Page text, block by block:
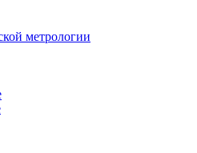
метрологии